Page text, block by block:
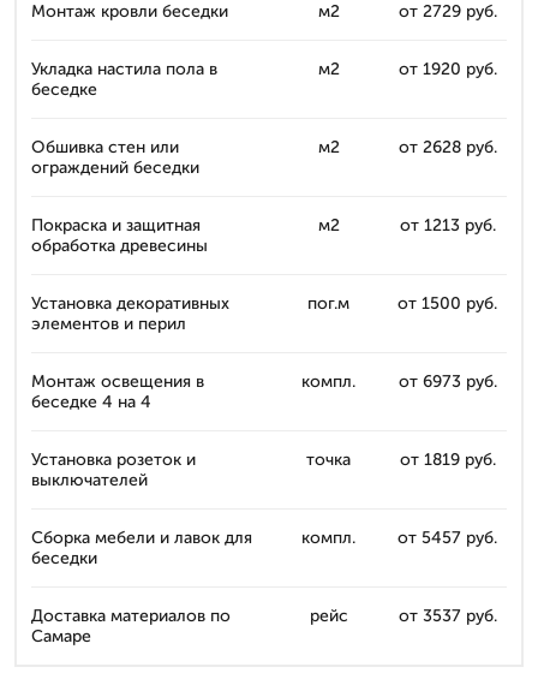
Монтаж кровли беседки м2 от 2729 руб.
Укладка настила пола в
беседке
м2 от 1920 руб.
Обшивка стен или
ограждений беседки
м2 от 2628 руб.
Покраска и защитная
обработка древесины
м2 от 1213 руб.
Установка декоративных
элементов и перил
пог.м от 1500 руб.
Монтаж освещения в
беседке 4 на 4
компл. от 6973 руб.
Установка розеток и
выключателей
точка от 1819 руб.
Сборка мебели и лавок для
беседки
компл. от 5457 руб.
Доставка материалов по
Самаре
рейс от 3537 руб.